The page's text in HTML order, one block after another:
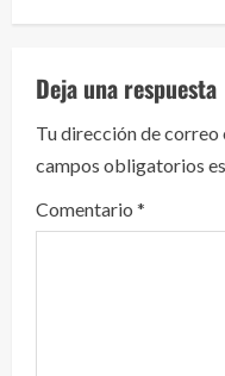
l
e
y
e
n
Deja una respuesta
Tu dirección de
campos obligatorios
Comentario *